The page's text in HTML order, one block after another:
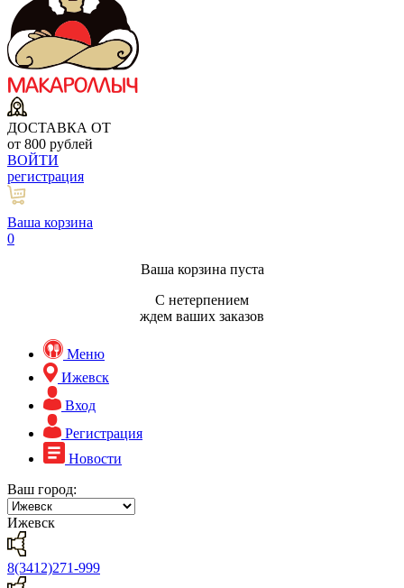
ДОСТАВКА ОТ
от 800 рублей
ВОЙТИ
регистрация
Ваша корзина
0
Ваша корзина пуста
С нетерпением
ждем ваших заказов
Меню
Ижевск
Вход
Регистрация
Новости
Ваш город:
Ижевск
8(3412)271-999